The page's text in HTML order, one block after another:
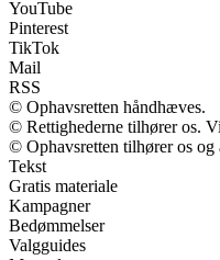
YouTube
Pinterest
TikTok
Mail
RSS
© Ophavsretten håndhæves.
© Rettighederne tilhører os.
© Ophavsretten tilhører os og
Tekst
Gratis materiale
Kampagner
Bedømmelser
Valgguides